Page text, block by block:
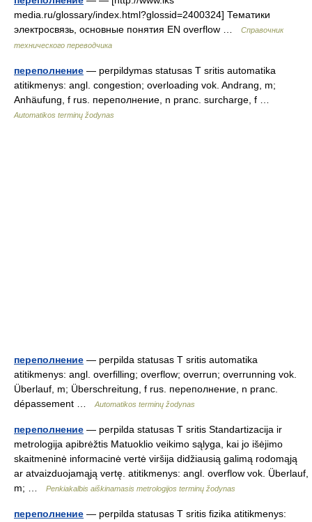
media.ru/glossary/index.html?glossid=2400324] Тематики
электросвязь, основные понятия EN overflow …
Справочник
технического переводчика
переполнение — perpildymas statusas T sritis automatika
atitikmenys: angl. congestion; overloading vok. Andrang, m;
Anhäufung, f rus. переполнение, n pranc. surcharge, f …
Automatikos terminų žodynas
переполнение — perpilda statusas T sritis automatika
atitikmenys: angl. overfilling; overflow; overrun; overrunning vok.
Überlauf, m; Überschreitung, f rus. переполнение, n pranc.
dépassement …
Automatikos terminų žodynas
переполнение — perpilda statusas T sritis Standartizacija ir
metrologija apibrėžtis Matuoklio veikimo sąlyga, kai jo išėjimo
skaitmeninė informacinė vertė viršija didžiausią galimą rodomąją
ar atvaizduojamąją vertę. atitikmenys: angl. overflow vok. Überlauf,
m; …
Penkiakalbis aiškinamasis metrologijos terminų žodynas
переполнение — perpilda statusas T sritis fizika atitikmenys: